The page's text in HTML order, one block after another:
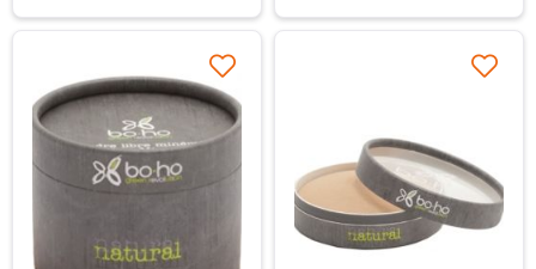
Biberons et tétines
Toilette du bébé
Accessoires bébé
Soins enfant
Ajouter à ma liste d’envie Ajouter à ma liste